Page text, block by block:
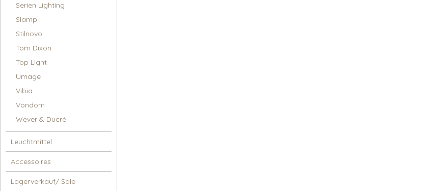
Serien Lighting
Slamp
Stilnovo
Tom Dixon
Top Light
Umage
Vibia
Vondom
Wever & Ducré
Leuchtmittel
Accessoires
Lagerverkauf/ Sale